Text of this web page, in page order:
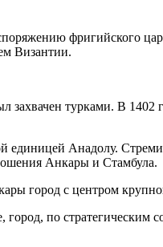
фригийского
Византии.
захвачен турками. В
Анадолу.
Анкары и Стамбула.
город с центром
по